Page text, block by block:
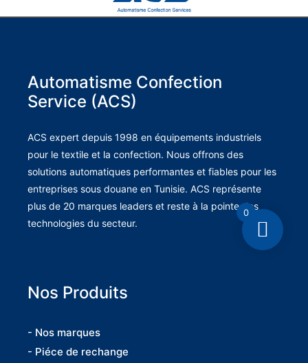
Automatisme Confection
Service (ACS)
ACS expert depuis 1998 en équipements industriels
pour le textile et la confection. Nous offrons des
solutions automatiques performantes et fiables pour les
entreprises sous douane en Tunisie. ACS représente
plus de 20 marques leaders et reste à la pointe des
technologies du secteur.
Nos Produits
- Nos marques
- Piéce de rechange
0